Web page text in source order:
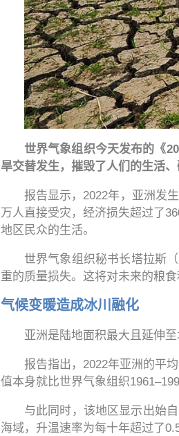
世界气象组织今天发布的《
旱交替发生，摧毁了人们的生活
报告显示，2022年，亚洲发
万人直接受灾，经济损失超过了
地区民众的生活。
世界气象组织秘书长塔拉斯
重的质量损失。这将对未来的粮
气候变暖造成冰川融化
亚洲是陆地面积最大且延伸
报告指出，2022年亚洲的平
值本身就比世界气象组织
与此同时，该地区显示出始
海域，升温速率为每十年超过了